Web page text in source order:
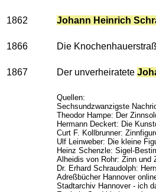
1862 Johann Heinrich
1866 Die
1867 Der unverheiratete
Quellen:
Sechsundzwanzigste
Theodor Hampe: Der
Hermann Deckert: Die
Curt F. Kollbrunner:
Ulf Leinweber: Die kleine
Heinz Schenzle: Sigel-
Alheidis von Rohr: Zinn und
Dr. Erhard Schraudolph:
Adreßbücher Hannover
Stadtarchiv Hannover - ich